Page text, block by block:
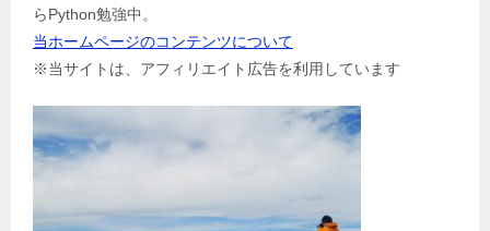
らPython勉強中。
当ホームページのコンテンツについて
※当サイトは、アフィリエイト広告を利用しています